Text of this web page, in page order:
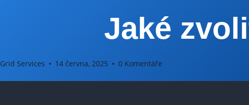
Jaké
Grid Services 14 června, 2025 0 Komentáře